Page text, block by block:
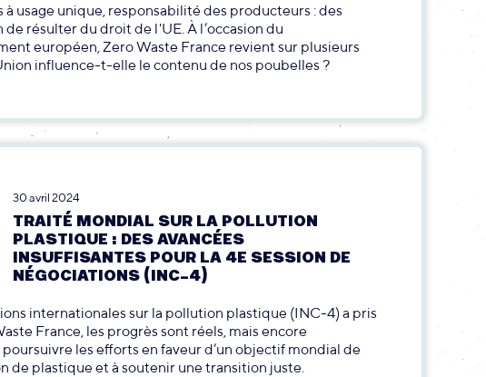
usage unique, responsabilité des producteurs : des
résulter du droit de l'UE. À l’occasion du
européen, Zero Waste France revient sur plusieurs
influence-t-elle le contenu de nos poubelles ?
30 avril 2024
TRAITÉ MONDIAL SUR LA POLLUTION
PLASTIQUE : DES AVANCÉES
INSUFFISANTES POUR LA 4E SESSION DE
NÉGOCIATIONS (INC-4)
internationales sur la pollution plastique (INC-4) a pris
France, les progrès sont réels, mais encore
les efforts en faveur d’un objectif mondial de
de plastique et à soutenir une transition juste.